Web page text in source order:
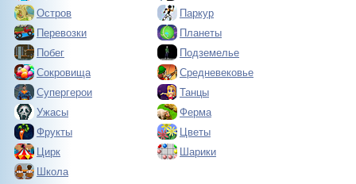
Остров
Паркур
Перевозки
Планеты
Побег
Подземелье
Сокровища
Средневековье
Супергерои
Танцы
Ужасы
Ферма
Фрукты
Цветы
Цирк
Шарики
Школа